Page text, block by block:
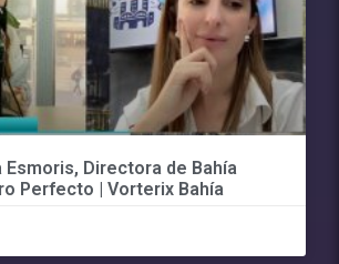
Esmoris, Directora de Bahía
Perfecto | Vorterix Bahía